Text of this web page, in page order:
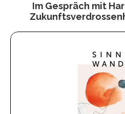
Im Gespräch mit